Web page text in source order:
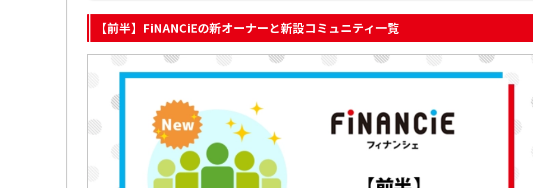
【前半】FiNANCiEの新オーナーと新設コミュニティ一覧